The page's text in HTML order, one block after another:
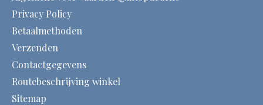
Privacy Policy
Betaalmethoden
Verzenden
Contactgegevens
Routebeschrijving winkel
Sitemap